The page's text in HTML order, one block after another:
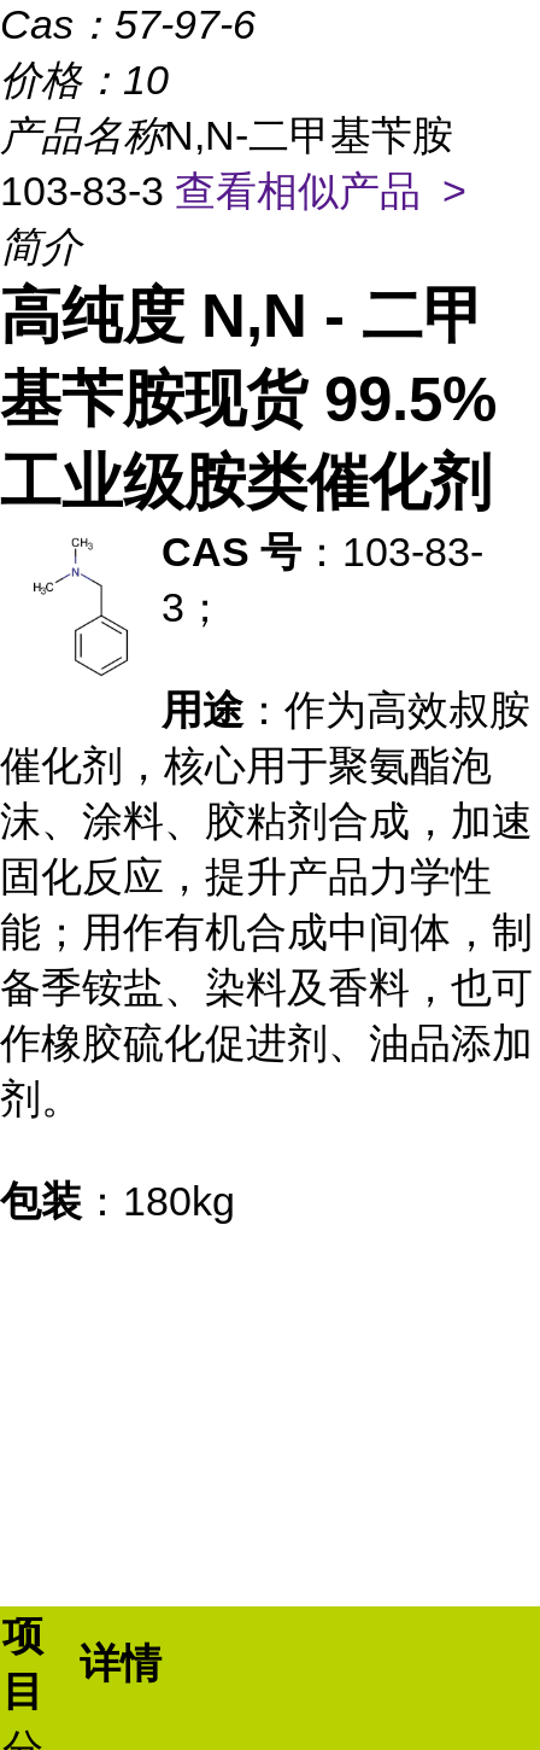
Cas： 57-97-6
价格： 10
产品名称N,N-二甲基苄胺
103-83-3 查看相似产品 >
简介
高纯度 N,N - 二甲
基苄胺现货 99.5%
工业级胺类催化剂
CAS 号 ：103-83-
3；
用途 ：作为高效叔胺
催化剂，核心用于聚氨酯泡
沫、涂料、胶粘剂合成，加速
固化反应，提升产品力学性
能；用作有机合成中间体，制
备季铵盐、染料及香料，也可
作橡胶硫化促进剂、油品添加
剂。
包装 ：180kg
项
目
详情